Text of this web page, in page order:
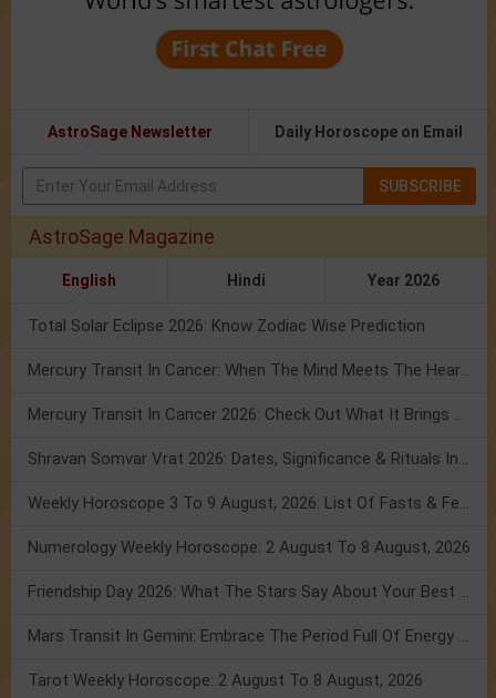
AstroSage Newsletter Daily Horoscope on Email
SUBSCRIBE
AstroSage Magazine
English Hindi Year 2026
Total Solar Eclipse 2026: Know Zodiac Wise Prediction
Mercury Transit In Cancer: When The Mind Meets The Heart!
Mercury Transit In Cancer 2026: Check Out What It Brings For You
Shravan Somvar Vrat 2026: Dates, Significance & Rituals In August
Weekly Horoscope 3 To 9 August, 2026: List Of Fasts & Festivals
Numerology Weekly Horoscope: 2 August To 8 August, 2026
Friendship Day 2026: What The Stars Say About Your Best Friend!
Mars Transit In Gemini: Embrace The Period Full Of Energy & Intelligence
Tarot Weekly Horoscope: 2 August To 8 August, 2026